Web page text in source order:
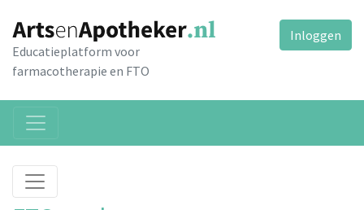
Educatieplatform voor
farmacotherapie en FTO
Inloggen